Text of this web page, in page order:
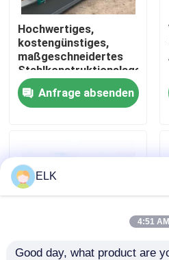
Qualitätskontrolle
Kontakt mit uns
Rechtssachen
Stahlkonstruktionslager
Hochwertiges,
kostengünstiges,
maßgeschneidertes
Stahlkonstruktionslager
Anfrage absenden
ELK
4:51 AM
Good day, what product are